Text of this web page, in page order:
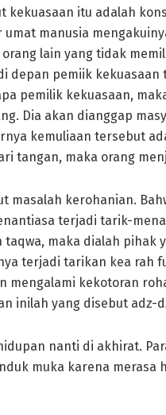
kekuasaan itu adalah
umat manusia
lain yang tidak
depan pemiik
pemilik kekuasaan,
Dia akan dianggap
kemuliaan tersebut
tangan, maka orang
masalah kerohanian.
terjadi tarik-
maka dialah pihak
terjadi tarikan kea rah
mengalami kekotoran
inilah yang disebut adz-
nanti di akhirat.
muka karena merasa